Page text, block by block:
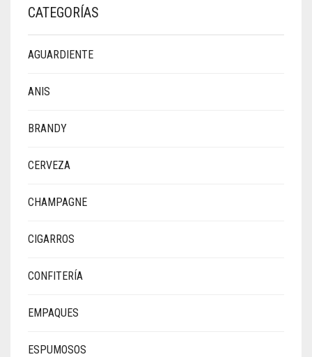
CATEGORÍAS
AGUARDIENTE
ANIS
BRANDY
CERVEZA
CHAMPAGNE
CIGARROS
CONFITERÍA
EMPAQUES
ESPUMOSOS